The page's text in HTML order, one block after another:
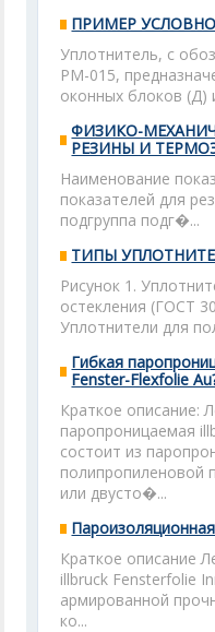
ПРИМЕР
Уплотнитель, с
РМ-015,
оконных блоков (Д)
ФИЗИКО-
РЕЗИНЫ И
Наименование
показателей для
подгруппа подг�...
ТИПЫ
Рисунок 1.
остекления (ГОСТ
Уплотнители для
Гибкая
Fenster-Flexfolie
Краткое описание:
паропроницаемая
состоит из
полипропиленовой
или двусто�...
Краткое описание
illbruck Fensterfolie
армированной
ко...